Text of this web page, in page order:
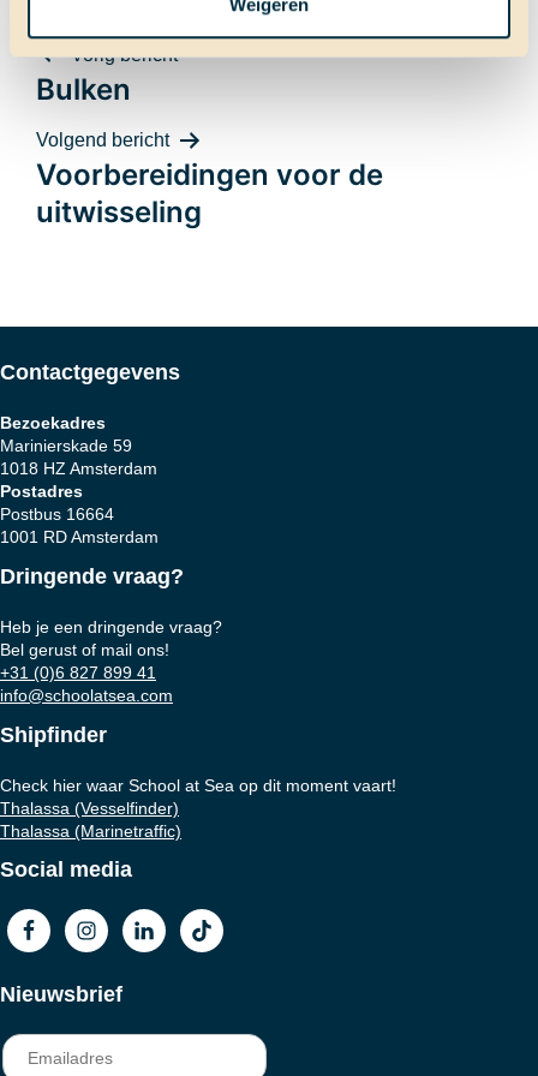
Bericht
navigatie
Vorig bericht
Bulken
Volgend bericht
Voorbereidingen voor de
uitwisseling
Contactgegevens
Bezoekadres
Marinierskade 59
1018 HZ Amsterdam
Postadres
Postbus 16664
1001 RD Amsterdam
Dringende vraag?
Heb je een dringende vraag?
Bel gerust of mail ons!
+31 (0)6 827 899 41
info@schoolatsea.com
Shipfinder
Check hier waar School at Sea op dit moment vaart!
Thalassa (Vesselfinder)
Thalassa (Marinetraffic)
Social media
Nieuwsbrief